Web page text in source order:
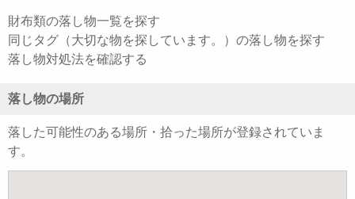
財布類の落し物一覧を探す
同じタグ（大切な物を探しています。）の落し物を探す
落し物対処法を確認する
落し物の場所
落した可能性のある場所・拾った場所が登録されていま
す。